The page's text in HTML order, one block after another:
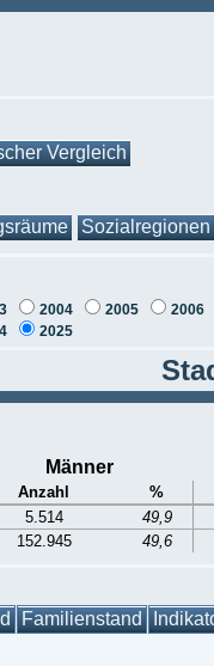
Vergleich
Sozialregionen
2004 2005
2006
2025
Männer
Anzahl
%
5.514
49,9
152.945 49,6
Familienstand